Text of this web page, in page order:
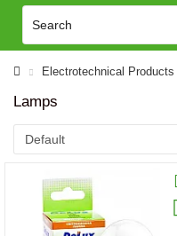
Electrotechnical Products
Lamps